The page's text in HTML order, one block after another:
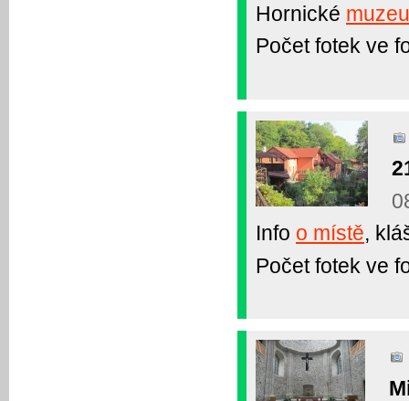
Hornické
Počet fotek ve
Info o místě,
Počet fotek ve